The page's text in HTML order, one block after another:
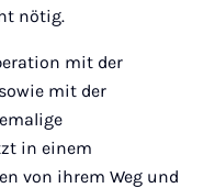
nötig.
mit der
mit der
in einem
von ihrem Weg und